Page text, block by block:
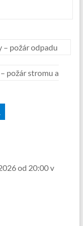
– požár odpadu
požár stromu a
od 20:00 v